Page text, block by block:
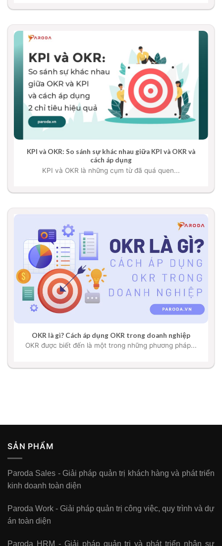
KPI và OKR: So sánh sự khác nhau giữa KPI và OKR và
cách áp dụng
KPI và OKR là những cụm từ đã quá quen...
OKR là gì? Cách áp dụng OKR trong doanh nghiệp
OKR được biết đến là một trong những phương pháp...
SẢN PHẨM
Paroda Sales - Giải pháp quản trị khách hàng và phát triển
kinh doanh toàn diện
Paroda Work - Giải pháp quản trị công việc, quy trình và dự
án toàn diện
Paroda HRM - Giải pháp quản trị và phát triển nhân sự